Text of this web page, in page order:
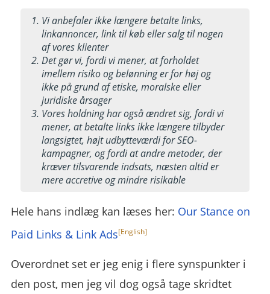
Vi anbefaler ikke længere betalte links,
linkannoncer, link til køb eller salg til nogen
af vores klienter
Det gør vi, fordi vi mener, at forholdet
imellem risiko og belønning er for høj og
ikke på grund af etiske, moralske eller
juridiske årsager
Vores holdning har også ændret sig, fordi vi
mener, at betalte links ikke længere tilbyder
langsigtet, højt udbytteværdi for SEO-
kampagner, og fordi at andre metoder, der
kræver tilsvarende indsats, næsten altid er
mere accretive og mindre risikable
Hele hans indlæg kan læses her: Our Stance on
Paid Links & Link Ads
Overordnet set er jeg enig i flere synspunkter i
den post, men jeg vil dog også tage skridtet